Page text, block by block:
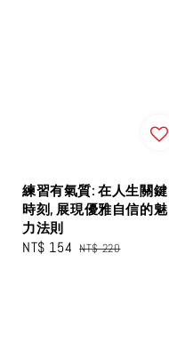
練習有氣質: 在人生關鍵
時刻, 展現優雅自信的魅
力法則
Sale
NT$ 154 Regular
NT$ 220